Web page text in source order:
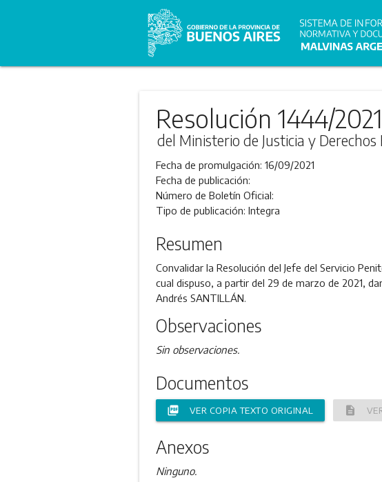
Resolución 1444/2021
del Ministerio de Justicia y
Fecha de promulgación: 16/09/2021
Fecha de publicación:
Número de Boletín Oficial:
Tipo de publicación: Integra
Resumen
Convalidar la Resolución del Jefe del Servicio
cual dispuso, a partir del 29 de marzo de 2021,
Andrés SANTILLÁN.
Observaciones
Sin observaciones.
Documentos
picture_as_pdf VER COPIA TEXTO ORIGINAL description
Anexos
Ninguno.